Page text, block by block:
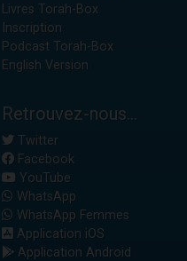
Livres Torah-Box
Inscription
Podcast Torah-Box
English Version
Retrouvez-nous...
Twitter
Facebook
YouTube
WhatsApp
WhatsApp Femmes
Application iOS
Application Android